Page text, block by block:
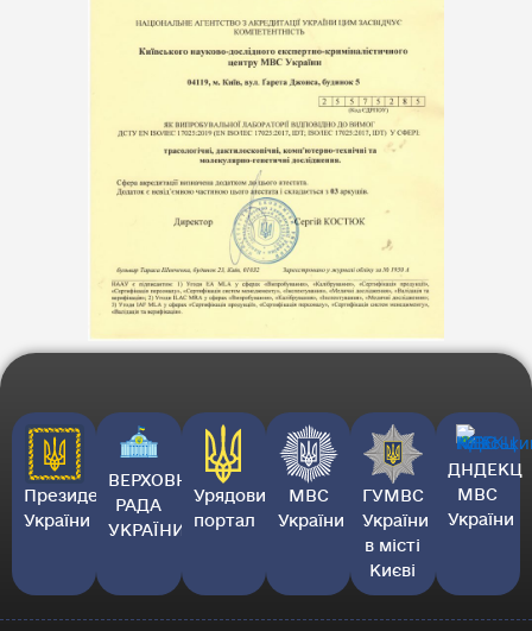
Президент
України
ВЕРХОВНА
РАДА
УКРАЇНИ
Урядовий
портал
МВС
України
ГУМВС
України
в місті
Києві
ДНДЕКЦ
МВС
України